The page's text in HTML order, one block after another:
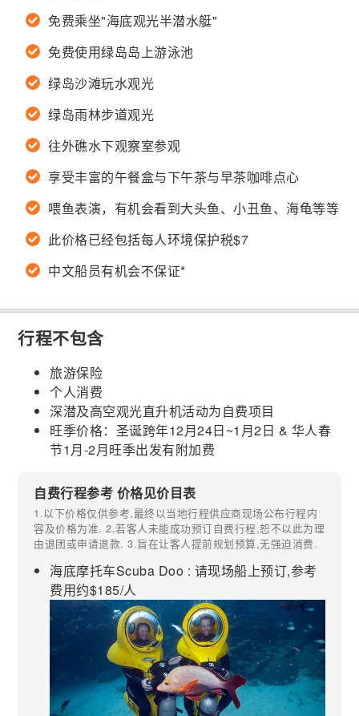
免费乘坐"海底观光半潜水艇"
免费使用绿岛岛上游泳池
绿岛沙滩玩水观光
绿岛雨林步道观光
往外礁水下观察室参观
享受丰富的午餐盒与下午茶与早茶咖啡点心
喂鱼表演，有机会看到大头鱼、小丑鱼、海龟等等
此价格已经包括每人环境保护税$7
中文船员有机会不保证*
行程不包含
旅游保险
个人消费
深潜及高空观光直升机活动为自费项目
旺季价格：圣诞跨年12月24日~1月2日 & 华人春
节1月-2月旺季出发有附加费
自费行程参考 价格见价目表
1.以下价格仅供参考,最终以当地行程供应商现场公布行程内
容及价格为准. 2.若客人未能成功预订自费行程,恕不以此为理
由退团或申请退款. 3.旨在让客人提前规划预算,无强迫消费.
海底摩托车Scuba Doo : 请现场船上预订,参考
费用约$185/人